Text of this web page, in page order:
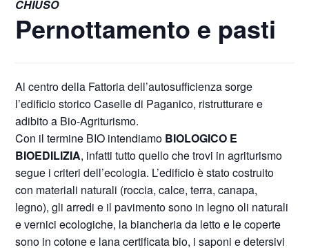
CHIUSO
Pernottamento e pasti
Al centro della Fattoria dell’autosufficienza sorge
l’edificio storico Caselle di Paganico, ristrutturare e
adibito a Bio-Agriturismo.
Con il termine BIO intendiamo BIOLOGICO E
BIOEDILIZIA, infatti tutto quello che trovi in agriturismo
segue i criteri dell’ecologia. L’edificio è stato costruito
con materiali naturali (roccia, calce, terra, canapa,
legno), gli arredi e il pavimento sono in legno oli naturali
e vernici ecologiche, la biancheria da letto e le coperte
sono in cotone e lana certificata bio, i saponi e detersivi